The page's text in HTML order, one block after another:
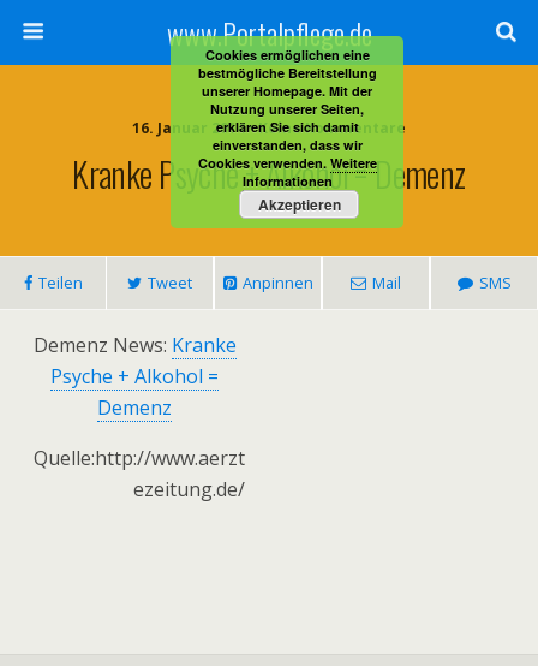
www.Portalpflege.de
16. Januar 2014 • Keine Kommentare
Kranke Psyche + Alkohol = Demenz
Teilen Tweet Anpinnen Mail SMS
Demenz News: Kranke
Psyche + Alkohol =
Demenz
Quelle:http://www.aerzt
ezeitung.de/
Cookies ermöglichen eine
bestmögliche Bereitstellung
unserer Homepage. Mit der
Nutzung unserer Seiten,
erklären Sie sich damit
einverstanden, dass wir
Cookies verwenden. Weitere
Informationen
Akzeptieren